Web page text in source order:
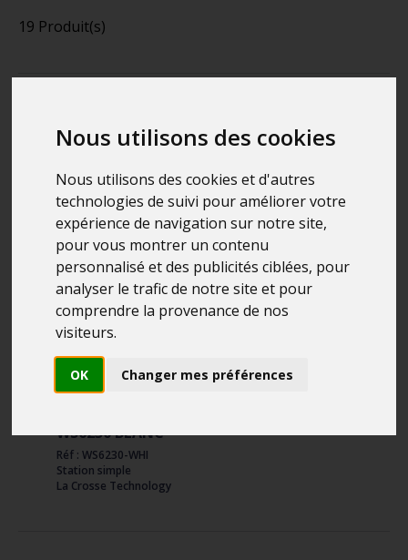
Nous utilisons des cookies
Nous utilisons des cookies et d'autres
technologies de suivi pour améliorer votre
expérience de navigation sur notre site,
pour vous montrer un contenu
personnalisé et des publicités ciblées, pour
analyser le trafic de notre site et pour
comprendre la provenance de nos
visiteurs.
OK Changer mes préférences
19 Produit(s)
WS6230 BLANC
Réf : WS6230-WHI
Station simple
La Crosse Technology